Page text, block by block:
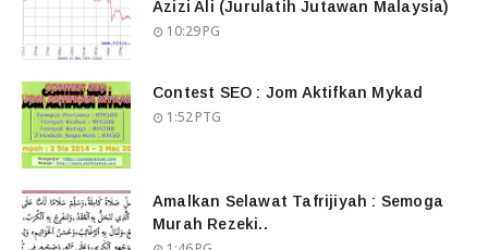
Azizi Ali (Jurulatih Jutawan Malaysia)
10:29 PG
Contest SEO : Jom Aktifkan Mykad
1:52 PTG
Amalkan Selawat Tafrijiyah : Semoga
Murah Rezeki..